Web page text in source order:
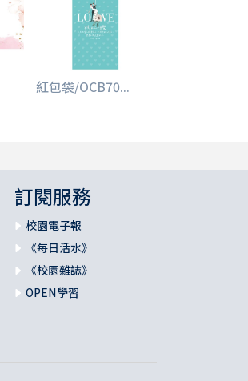
紅包袋/OCB70...
訂閱服務
校園電子報
《每日活水》
《校園雜誌》
OPEN學習